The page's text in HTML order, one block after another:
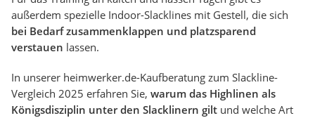
außerdem spezielle Indoor-Slacklines mit Gestell, die sich
bei Bedarf zusammenklappen und platzsparend
verstauen lassen.
In unserer heimwerker.de-Kaufberatung zum Slackline-
Vergleich 2025 erfahren Sie, warum das Highlinen als
Königsdisziplin unter den Slacklinern gilt und welche Art